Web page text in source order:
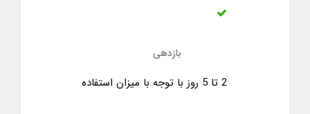
بازدهی
2 تا 5 روز با توجه با میزان استفاده